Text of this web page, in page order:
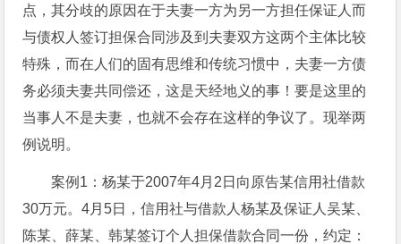
点，其分歧的原因在于夫妻一方为另一方担任保证人而
与债权人签订担保合同涉及到夫妻双方这两个主体比较
特殊，而在人们的固有思维和传统习惯中，夫妻一方债
务必须夫妻共同偿还，这是天经地义的事！要是这里的
当事人不是夫妻，也就不会存在这样的争议了。现举两
例说明。
案例1：杨某于2007年4月2日向原告某信用社借款
30万元。4月5日，信用社与借款人杨某及保证人吴某、
陈某、薛某、韩某签订个人担保借款合同一份，约定：